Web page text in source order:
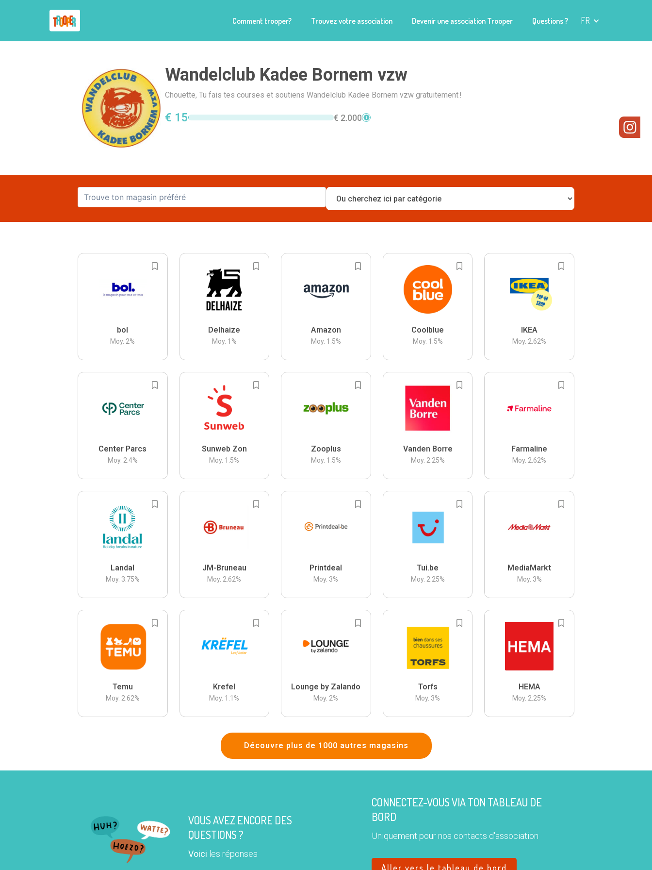
Comment trooper? Trouvez votre association Devenir une association Trooper Questions ? FR
Wandelclub Kadee Bornem vzw
Chouette, Tu fais tes courses et soutiens Wandelclub Kadee Bornem vzw gratuitement !
€ 15 € 2.000
bol
Moy. 2%
Delhaize
Moy. 1 %
Amazon
Moy. 1.5%
Coolblue
Moy. 1.5%
IKEA
Moy. 2.62%
Center Parcs
Moy. 2.4%
Sunweb Zon
Moy. 1.5%
Zooplus
Moy. 1.5%
Vanden Borre
Moy. 2.25%
Farmaline
Moy. 2.62%
Landal
Moy. 3.75%
JM-Bruneau
Moy. 2.62%
Printdeal
Moy. 3%
Tui.be
Moy. 2.25%
MediaMarkt
Moy. 3%
Temu
Moy. 2.62%
Krefel
Moy. 1.1 %
Lounge by Zalando
Moy. 2%
Torfs
Moy. 3%
HEMA
Moy. 2.25%
Découvre plus de 1000 autres magasins
VOUS AVEZ ENCORE DES
QUESTIONS ?
Voici les réponses
CONNECTEZ-VOUS VIA TON TABLEAU DE
BORD
Uniquement pour nos contacts d'association
Aller vers le tableau de bord